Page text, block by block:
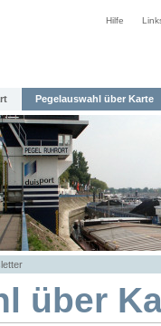
Hilfe
Pegelauswahl über Karte
über